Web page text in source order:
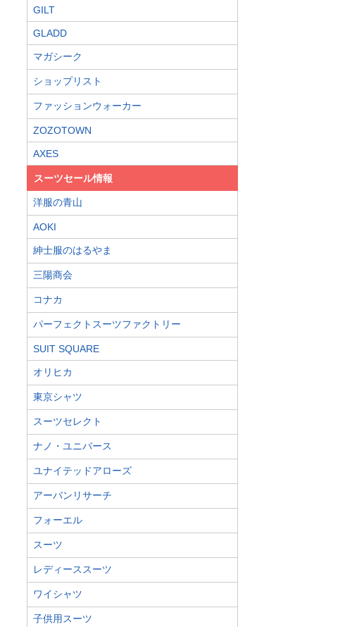
GILT
GLADD
マガシーク
ショップリスト
ファッションウォーカー
ZOZOTOWN
AXES
スーツセール情報
洋服の青山
AOKI
紳士服のはるやま
三陽商会
コナカ
パーフェクトスーツファクトリー
SUIT SQUARE
オリヒカ
東京シャツ
スーツセレクト
ナノ・ユニバース
ユナイテッドアローズ
アーバンリサーチ
フォーエル
スーツ
レディーススーツ
ワイシャツ
子供用スーツ